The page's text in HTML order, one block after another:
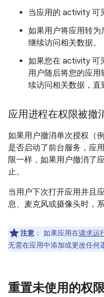
当应用的 activity 可
如果用户将应用转
继续访问相关数据。
如果您在 activity 可
用户随后将您的应
续访问相关数据，直
应用进程在权限被撤
如果用户撤消单次授权（
是否启动了前台服务，应
限一样，如果用户撤消了
止。
当用户下次打开应用并且
息、麦克风或摄像头时，
注意 ： 如果应用在请求运
无需在应用中添加或更改任何
重置未使用的权